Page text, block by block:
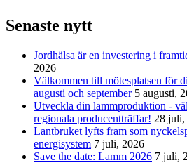
Senaste nytt
Jordhälsa är en investering i
2026
Välkommen till mötesplatsen för
augusti och september 5 augusti,
Utveckla din lammproduktion -
regionala producentträffar! 28 juli,
Lantbruket lyfts fram som
energisystem 7 juli, 2026
Save the date: Lamm 2026 7 juli,